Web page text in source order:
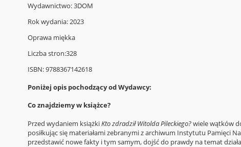
Wydawnictwo: 3DOM
Rok wydania: 2023
Oprawa miękka
Liczba stron:328
ISBN: 9788367142618
Poniżej opis pochodzący od Wydawcy:
Co znajdziemy w książce?
Przed wydaniem książkiKto zdradził Witolda Pileckiego?wiele wątków
posiłkując się materiałami zebranymi z archiwum Instytutu Pamięci
przedstawić nowe fakty i tym samym, dojść do prawdy na temat